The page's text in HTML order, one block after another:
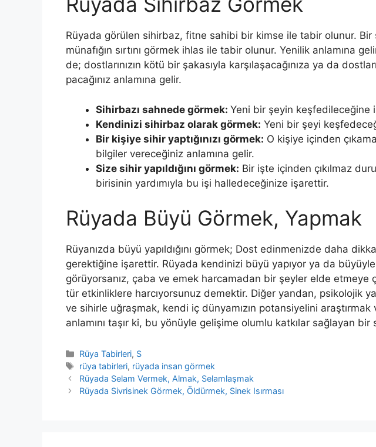
Rüyada görülen sihirbaz, fitne sahibi bir kimse ile tabir olunur.
münafığın sırtını görmek ihlas ile tabir olunur. Yenilik anlamına
de; dostları­nızın kötü bir şakasıyla karşılaşacağınıza ya da
pacağınız anlamına gelir.
Sihirbazı sahnede görmek: Yeni bir şeyin keş­fedileceğine
Kendinizi sihirbaz olarak görmek: Yeni bir şeyi
Bir kişiye sihir yaptığınızı görmek: O kişiye içinden
bilgiler vereceğiniz anlamına gelir.
Size sihir yapıldığını görmek: Bir işte içinden çıkılmaz
birisinin yardımıyla bu işi halledeceğinize işarettir.
Rüyada Büyü Görmek, Yapmak
Rüyanızda büyü yapıldığını görmek; Dost edinmenizde daha
gerektiğine işarettir. Rüyada kendinizi büyü yapıyor ya da
görüyorsanız, çaba ve emek harca­madan bir şeyler elde etmeye
tür etkinliklere harcıyorsunuz demektir. Diğer yandan, psikolojik
ve sihirle uğraşmak, kendi iç dünyamızın potansiyelini
anlamını taşır ki, bu yönüyle gelişime olumlu katkılar sağlayan bir
Kategoriler
Rüya Tabirleri, S
Etiketler
rüya tabirleri, rüyada insan görmek
Rüyada Selam Vermek, Almak, Selamlaşmak
Rüyada Sivrisinek Görmek, Öldürmek, Sinek Isırması